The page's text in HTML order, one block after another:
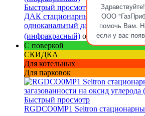
ООО
помочь Вам.
если у вас
Быстрый просмотр
ДАК стационарный
одноканальный датчик-
(инфракрасный) от 130 310 ₽/ шт
С поверкой
СКИДКА
Для котельных
Для парковок
Быстрый просмотр
RGDCO0MP1 Seitron